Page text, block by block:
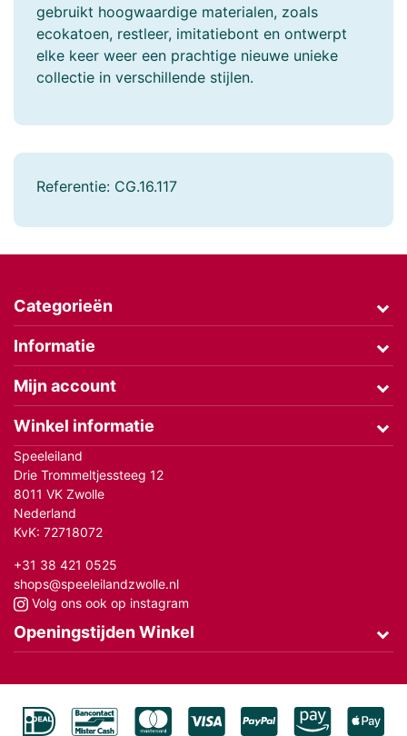
gebruikt hoogwaardige materialen, zoals
ecokatoen, restleer, imitatiebont en ontwerpt
elke keer weer een prachtige nieuwe unieke
collectie in verschillende stijlen.
Referentie: CG.16.117
Categorieën
Informatie
Mijn account
Winkel informatie
Speeleiland
Drie Trommeltjessteeg 12
8011 VK Zwolle
Nederland
KvK: 72718072
+31 38 421 0525
shops@speeleilandzwolle.nl
Volg ons ook op instagram
Openingstijden Winkel